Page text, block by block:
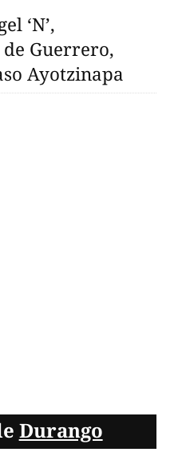
‘N’,
Guerrero,
Ayotzinapa
Durango